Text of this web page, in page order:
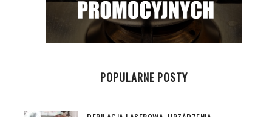
POPULARNE POSTY